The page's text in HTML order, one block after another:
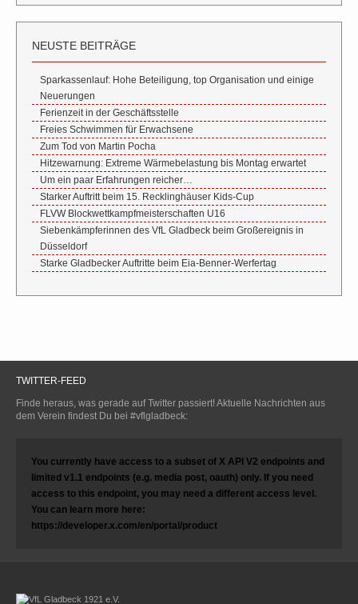
NEUSTE BEITRÄGE
Sparkassenlauf: Hohe Beteiligung, top Organisation und einige
Neuerungen
Ferienzeit in der Geschäftsstelle
Freies Schwimmen für Erwachsene
Zum Tod von Martin Pocha
Hitzewarnung: Extreme Wärmebelastung bis Montag erwartet
Um ein paar Erfahrungen reicher…
Starker Auftritt beim 15. Recklinghäuser Kids-Cup
FLVW Blockwettkampfmeisterschaften U16
Siebenkämpferinnen des VfL Gladbeck beim Großereignis in
Düsseldorf
Starke Gladbecker Auftritte beim Eia-Benner-Werfertag
TWITTER-FEED
Finde heraus, was gerade auf Twitter passiert! Aktuelle Nachrichten aus
dem Verein findest Du bei #vflgladbeck:
You currently have access to a subset of X API V2 endpoints and
limited v1.1 endpoints (e.g. media post, oauth) only. If you need
access to this endpoint, you may need a different access level.
You can learn more here:
https://developer.x.com/en/portal/product